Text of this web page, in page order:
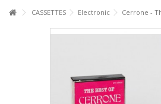
Prochainement, retrouvez également vos
CASSETTES Electronic Cerrone -